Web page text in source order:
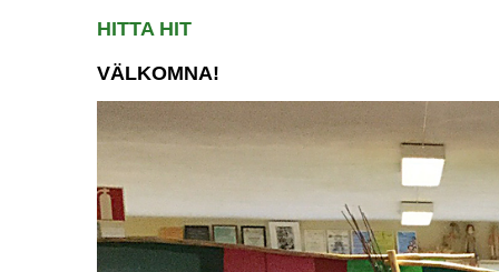
HITTA HIT
VÄLKOMNA!